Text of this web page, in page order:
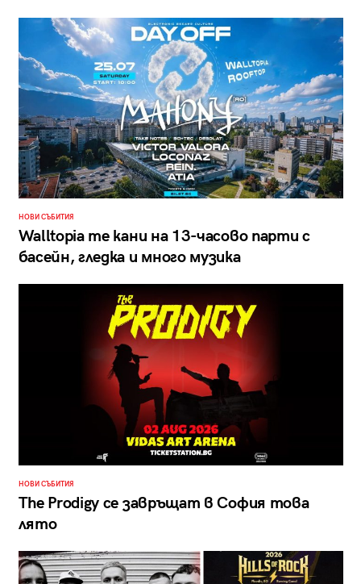
НОВИ СЪБИТИЯ
Walltopia те кани на 13-часово парти с
басейн, гледка и много музика
НОВИ СЪБИТИЯ
The Prodigy се завръщат в София това
лято